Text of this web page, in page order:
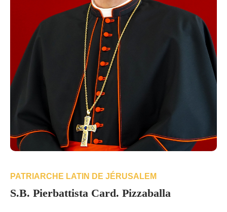
PATRIARCHE LATIN DE JÉRUSALEM
S.B. Pierbattista Card. Pizzaballa